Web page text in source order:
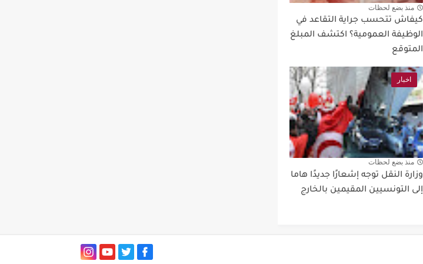
منذ بضع لحظات
كيفاش تتحسب جراية التقاعد في
الوظيفة العمومية؟ اكتشف المبلغ
المتوقع
اخبار
منذ بضع لحظات
وزارة النقل توجه إشعارًا جديدًا هاما
إلى التونسيين المقيمين بالخارج